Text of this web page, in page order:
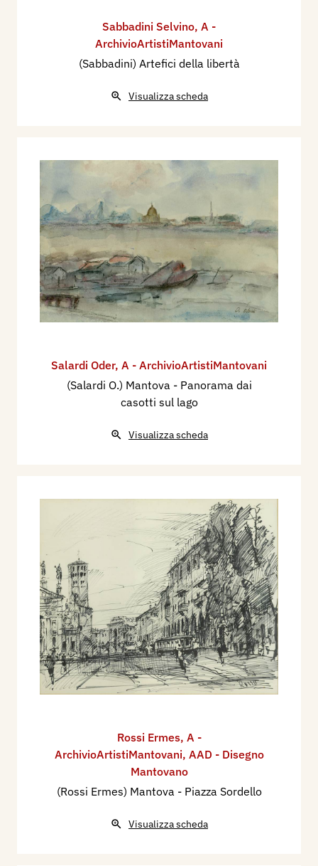
Sabbadini Selvino, A -
ArchivioArtistiMantovani
(Sabbadini) Artefici della libertà
Visualizza scheda
Salardi Oder, A - ArchivioArtistiMantovani
(Salardi O.) Mantova - Panorama dai
casotti sul lago
Visualizza scheda
Rossi Ermes, A -
ArchivioArtistiMantovani, AAD - Disegno
Mantovano
(Rossi Ermes) Mantova - Piazza Sordello
Visualizza scheda